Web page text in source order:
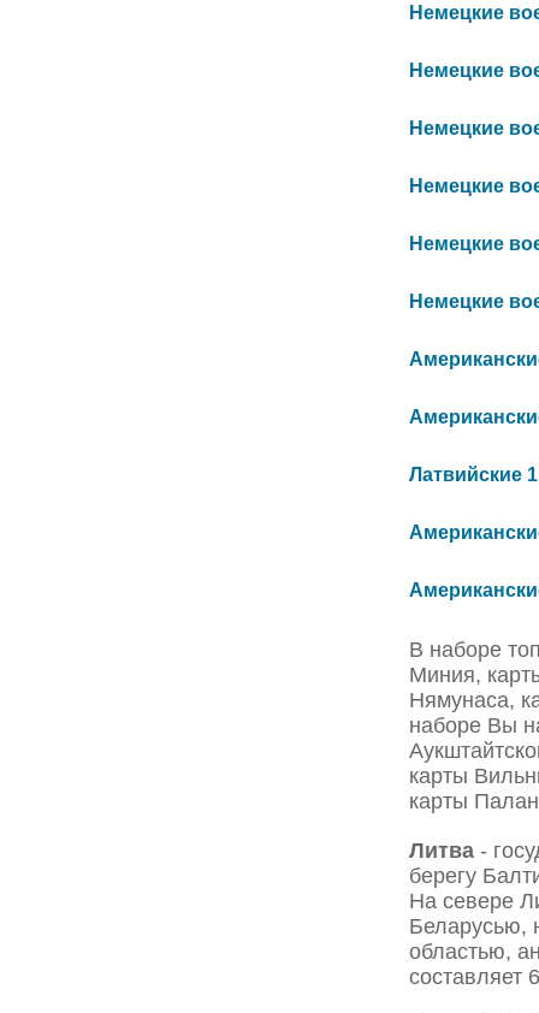
Немецкие
Немецкие
Немецкие
Немецкие
Немецкие
Немецкие
Латвийские
В наборе
Миния,
Нямунаса,
наборе Вы
карты
карты
Литва -
берегу
На севере
Беларусью,
областью,
составляет